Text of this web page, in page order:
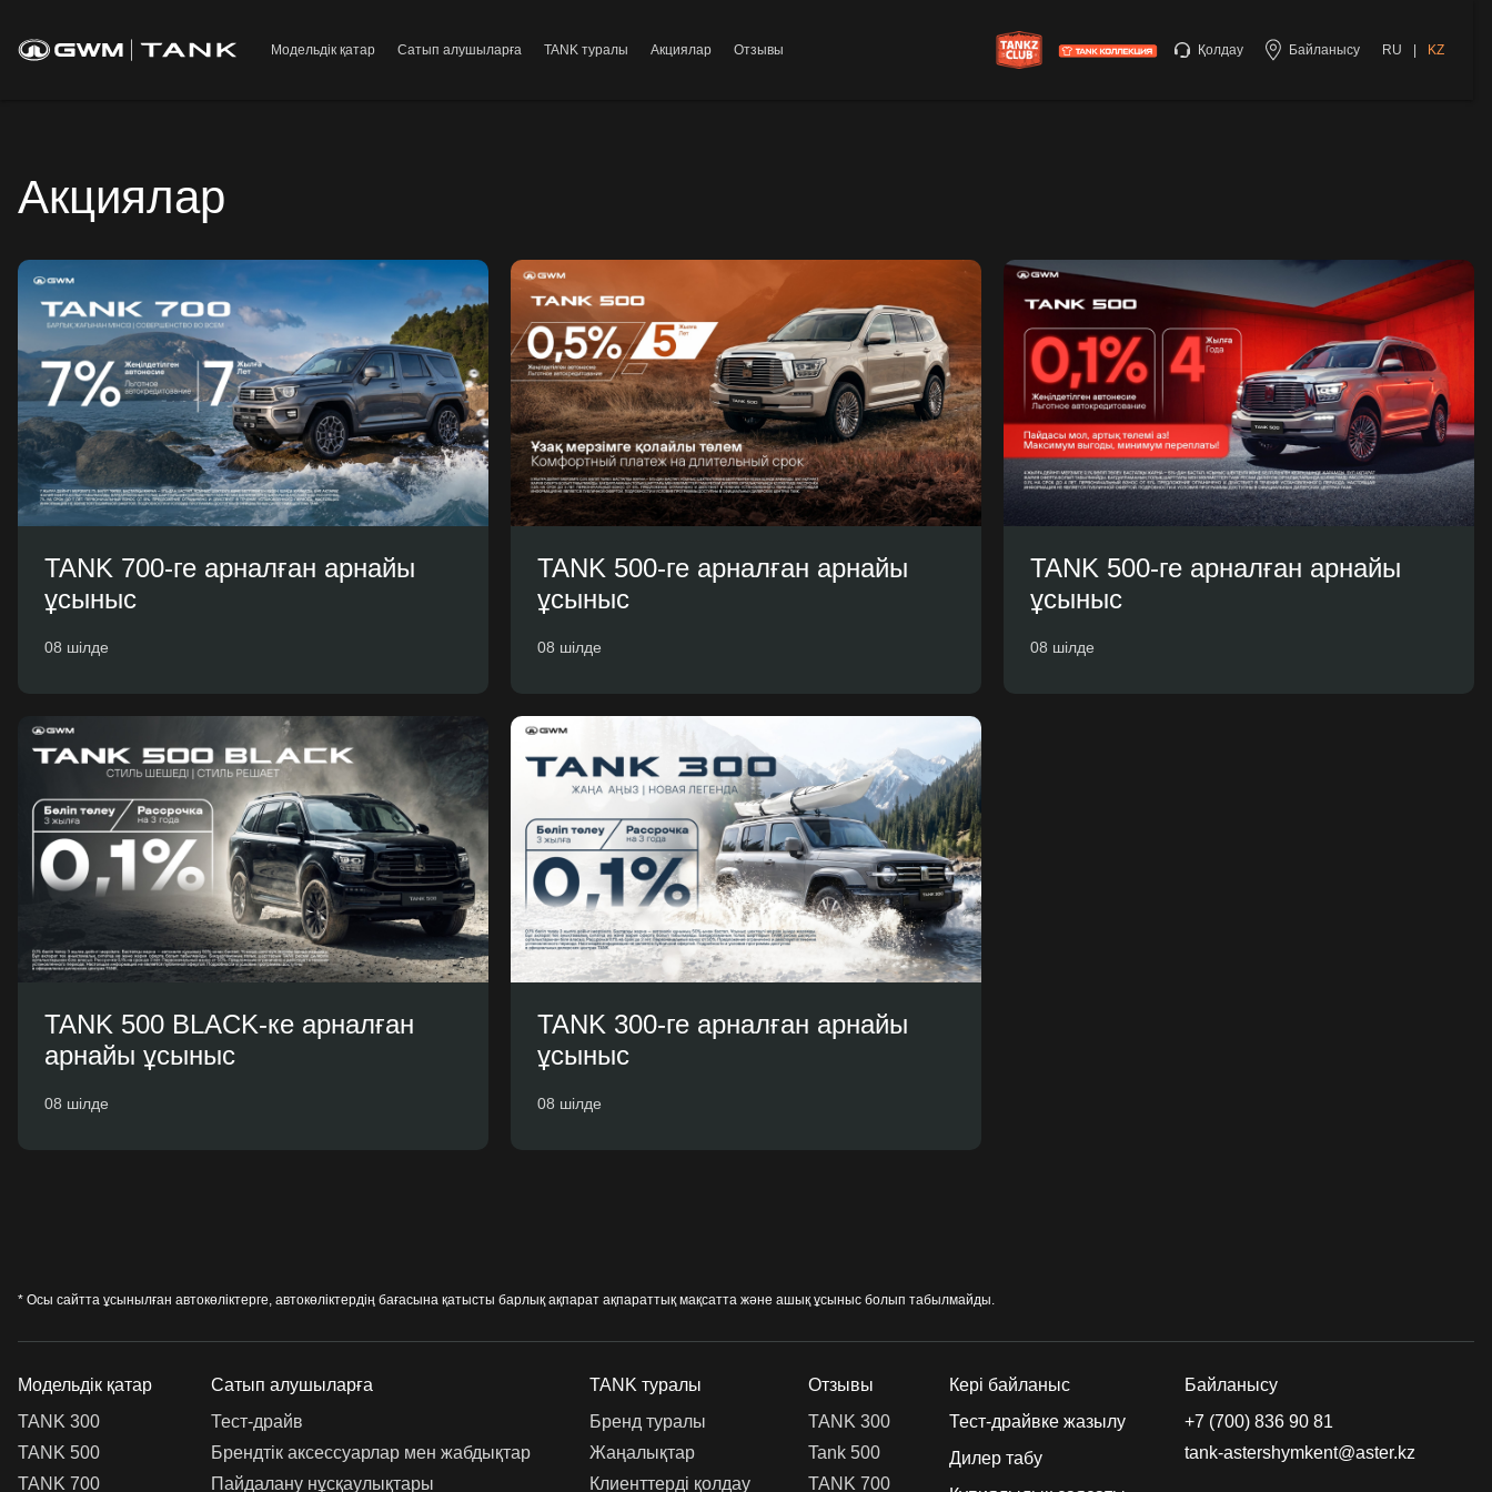
Модельдік қатар Сатып алушыларға TANK туралы Акциялар Отзывы Қолдау Байланысу RU KZ
Акциялар
TANK 700-ге арналған арнайы
ұсыныс
08 шілде
TANK 500-ге арналған арнайы
ұсыныс
08 шілде
TANK 500-ге арналған арнайы
ұсыныс
08 шілде
TANK 500 BLACK-ке арналған
арнайы ұсыныс
08 шілде
TANK 300-ге арналған арнайы
ұсыныс
08 шілде
* Осы сайтта ұсынылған автокөліктерге, автокөліктердің бағасына қатысты барлық ақпарат ақпараттық мақсатта және ашық ұсыныс болып табылмайды.
Модельдік қатар
TANK 300
TANK 500
TANK 700
Сатып алушыларға
Тест-драйв
Брендтік аксессуарлар мен жабдықтар
Пайдалану нұсқаулықтары
TANK туралы
Бренд туралы
Жаңалықтар
Клиенттерді қолдау
Отзывы
TANK 300
Tank 500
TANK 700
Кері байланыс
Тест-драйвке жазылу
Дилер табу
Байланысу
+7 (700) 836 90 81
tank-astershymkent@aster.kz